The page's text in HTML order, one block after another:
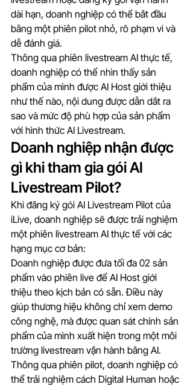
dài hạn, doanh nghiệp có thể bắt đầu
bằng một phiên pilot nhỏ, rõ phạm vi và
dễ đánh giá.
Thông qua phiên livestream AI thực tế,
doanh nghiệp có thể nhìn thấy sản
phẩm của mình được AI Host giới thiệu
như thế nào, nội dung được dẫn dắt ra
sao và mức độ phù hợp của sản phẩm
với hình thức AI Livestream.
Doanh nghiệp nhận được
gì khi tham gia gói AI
Livestream Pilot?
Khi đăng ký gói AI Livestream Pilot của
iLive, doanh nghiệp sẽ được trải nghiệm
một phiên livestream AI thực tế với các
hạng mục cơ bản:
Doanh nghiệp được đưa tối đa 02 sản
phẩm vào phiên live để AI Host giới
thiệu theo kịch bản có sẵn. Điều này
giúp thương hiệu không chỉ xem demo
công nghệ, mà được quan sát chính sản
phẩm của mình xuất hiện trong một môi
trường livestream vận hành bằng AI.
Thông qua phiên pilot, doanh nghiệp có
thể trải nghiệm cách Digital Human hoặc